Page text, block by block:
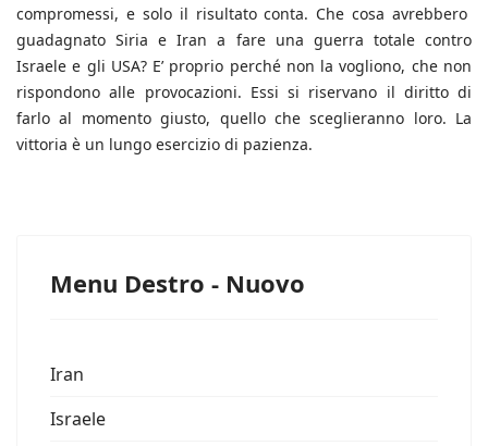
compromessi, e solo il risultato conta. Che cosa avrebbero
guadagnato Siria e Iran a fare una guerra totale contro
Israele e gli USA? E’ proprio perché non la vogliono, che non
rispondono alle provocazioni. Essi si riservano il diritto di
farlo al momento giusto, quello che sceglieranno loro. La
vittoria è un lungo esercizio di pazienza.
Menu Destro - Nuovo
Iran
Israele